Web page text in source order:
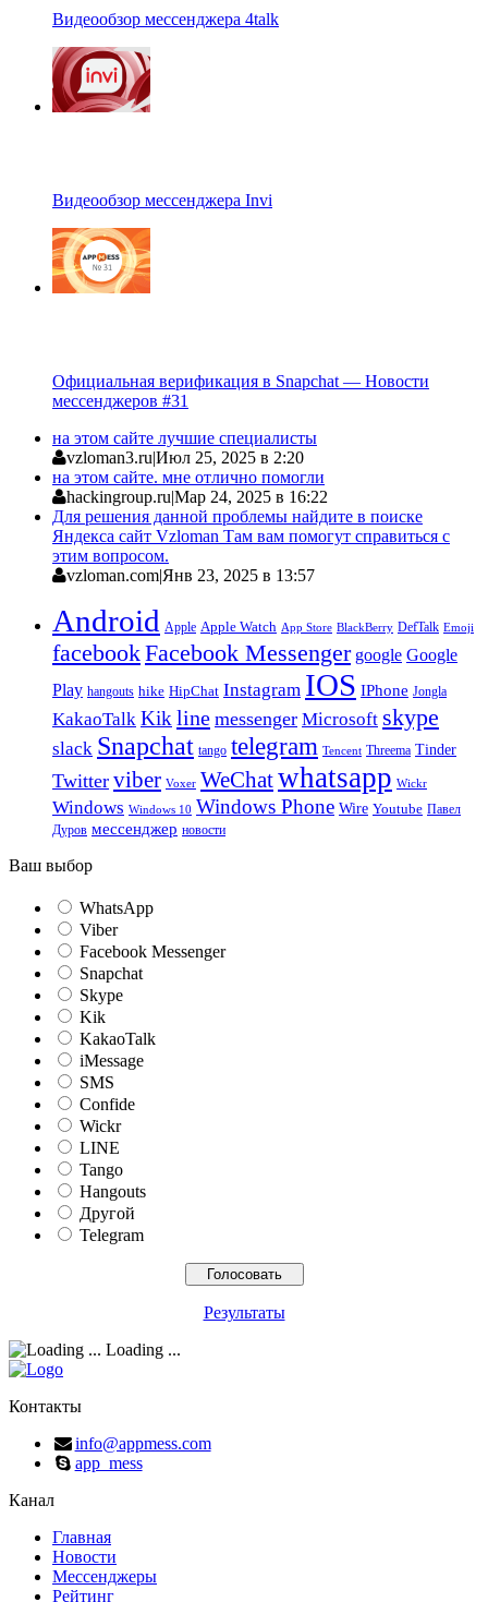
Видеообзор мессенджера 4talk
Видеообзор мессенджера Invi
Официальная верификация в Snapchat — Новости
мессенджеров #31
на этом сайте лучшие специалисты
vzloman3.ru|Июл 25, 2025 в 2:20
на этом сайте. мне отлично помогли
hackingroup.ru|Мар 24, 2025 в 16:22
Для решения данной проблемы найдите в поиске
Яндекса сайт Vzloman Там вам помогут справиться с
этим вопросом.
vzloman.com|Янв 23, 2025 в 13:57
Android Apple Apple Watch App Store BlackBerry DefTalk Emoji
facebookFacebook Messenger google Google
Play hangouts hike HipChat Instagram IOS IPhone Jongla
KakaoTalk Kik line messenger Microsoft skype
slack Snapchat tango telegram Tencent Threema Tinder
Twitter viber Voxer WeChatwhatsapp Wickr
Windows Windows 10 Windows Phone Wire Youtube Павел
Дуров мессенджер новости
Ваш выбор
WhatsApp
Viber
Facebook Messenger
Snapchat
Skype
Kik
KakaoTalk
iMessage
SMS
Confide
Wickr
LINE
Tango
Hangouts
Другой
Telegram
Результаты
Loading ...
Контакты
info@appmess.com
app_mess
Канал
Главная
Новости
Мессенджеры
Рейтинг